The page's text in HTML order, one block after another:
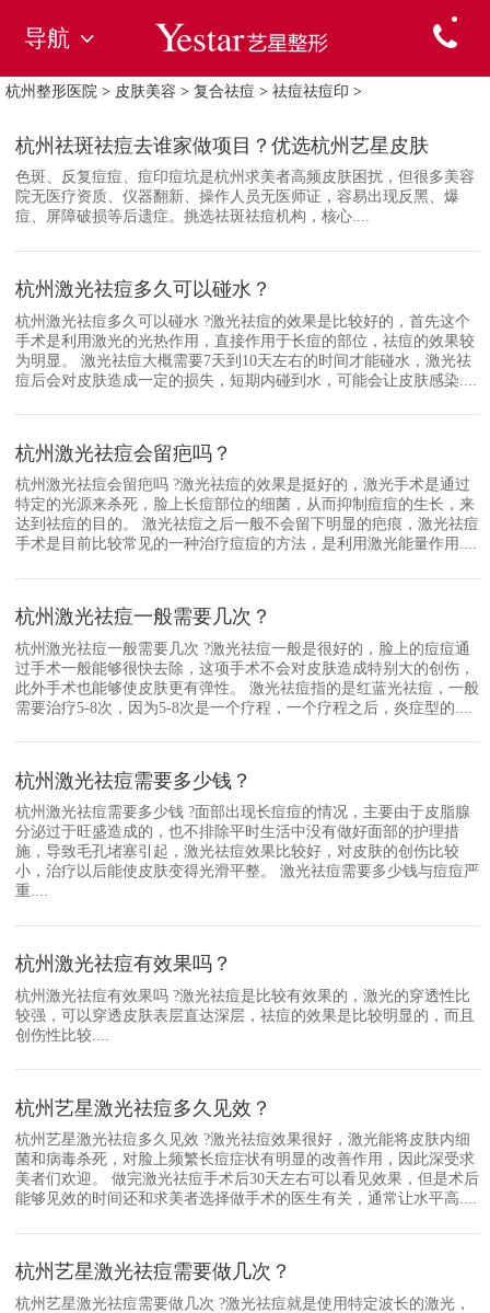
导航
杭州整形医院 > 皮肤美容 > 复合祛痘 > 祛痘祛痘印 >
杭州祛斑祛痘去谁家做项目？优选杭州艺星皮肤
色斑、反复痘痘、痘印痘坑是杭州求美者高频皮肤困扰，但很多美容
院无医疗资质、仪器翻新、操作人员无医师证，容易出现反黑、爆
痘、屏障破损等后遗症。挑选祛斑祛痘机构，核心....
杭州激光祛痘多久可以碰水？
杭州激光祛痘多久可以碰水 ?激光祛痘的效果是比较好的，首先这个
手术是利用激光的光热作用，直接作用于长痘的部位，祛痘的效果较
为明显。 激光祛痘大概需要7天到10天左右的时间才能碰水，激光祛
痘后会对皮肤造成一定的损失，短期内碰到水，可能会让皮肤感染....
杭州激光祛痘会留疤吗？
杭州激光祛痘会留疤吗 ?激光祛痘的效果是挺好的，激光手术是通过
特定的光源来杀死，脸上长痘部位的细菌，从而抑制痘痘的生长，来
达到祛痘的目的。 激光祛痘之后一般不会留下明显的疤痕，激光祛痘
手术是目前比较常见的一种治疗痘痘的方法，是利用激光能量作用....
杭州激光祛痘一般需要几次？
杭州激光祛痘一般需要几次 ?激光祛痘一般是很好的，脸上的痘痘通
过手术一般能够很快去除，这项手术不会对皮肤造成特别大的创伤，
此外手术也能够使皮肤更有弹性。 激光祛痘指的是红蓝光祛痘，一般
需要治疗5-8次，因为5-8次是一个疗程，一个疗程之后，炎症型的....
杭州激光祛痘需要多少钱？
杭州激光祛痘需要多少钱 ?面部出现长痘痘的情况，主要由于皮脂腺
分泌过于旺盛造成的，也不排除平时生活中没有做好面部的护理措
施，导致毛孔堵塞引起，激光祛痘效果比较好，对皮肤的创伤比较
小，治疗以后能使皮肤变得光滑平整。 激光祛痘需要多少钱与痘痘严
重....
杭州激光祛痘有效果吗？
杭州激光祛痘有效果吗 ?激光祛痘是比较有效果的，激光的穿透性比
较强，可以穿透皮肤表层直达深层，祛痘的效果是比较明显的，而且
创伤性比较....
杭州艺星激光祛痘多久见效？
杭州艺星激光祛痘多久见效 ?激光祛痘效果很好，激光能将皮肤内细
菌和病毒杀死，对脸上频繁长痘症状有明显的改善作用，因此深受求
美者们欢迎。 做完激光祛痘手术后30天左右可以看见效果，但是术后
能够见效的时间还和求美者选择做手术的医生有关，通常让水平高....
杭州艺星激光祛痘需要做几次？
杭州艺星激光祛痘需要做几次 ?激光祛痘就是使用特定波长的激光，